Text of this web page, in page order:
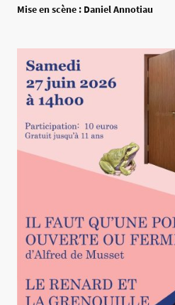
Mise en scène : Daniel Annotiau